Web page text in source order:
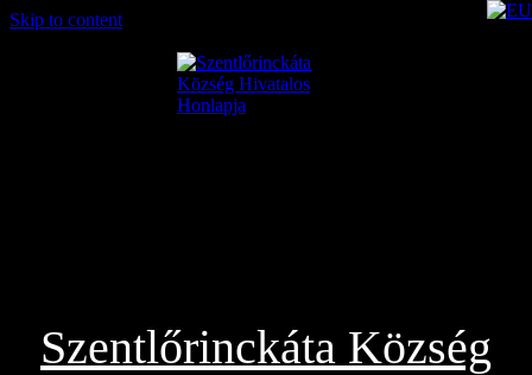
Skip to content
Szentlőrinckáta Község